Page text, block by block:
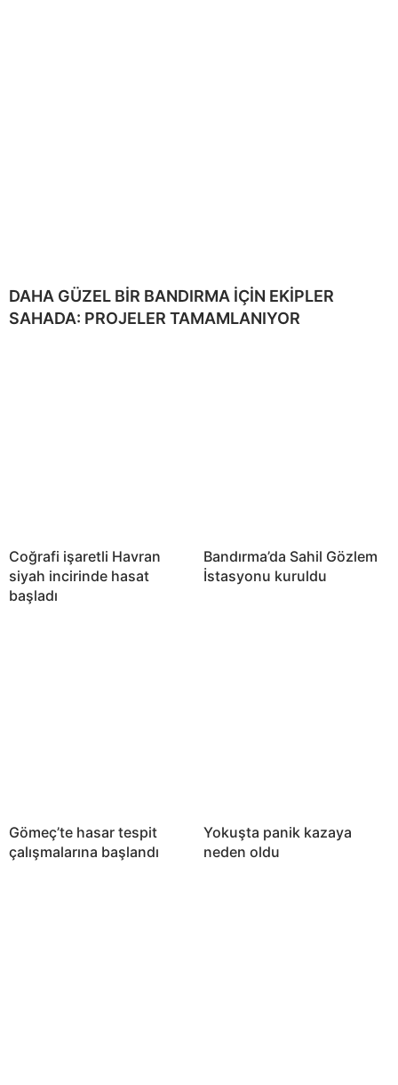
DAHA GÜZEL BİR BANDIRMA İÇİN EKİPLER
SAHADA: PROJELER TAMAMLANIYOR
Coğrafi işaretli Havran
siyah incirinde hasat
başladı
Bandırma’da Sahil Gözlem
İstasyonu kuruldu
Gömeç’te hasar tespit
çalışmalarına başlandı
Yokuşta panik kazaya
neden oldu